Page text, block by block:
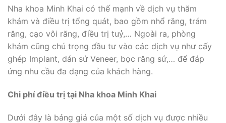
Nha khoa Minh Khai có thế mạnh về dịch vụ thăm
khám và điều trị tổng quát, bao gồm nhổ răng, trám
răng, cạo vôi răng, điều trị tuỷ,… Ngoài ra, phòng
khám cũng chú trọng đầu tư vào các dịch vụ như cấy
ghép Implant, dán sứ Veneer, bọc răng sứ,… để đáp
ứng nhu cầu đa dạng của khách hàng.
Chi phí điều trị tại Nha khoa Minh Khai
Dưới đây là bảng giá của một số dịch vụ được nhiều